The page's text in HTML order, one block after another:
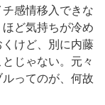
感情移入できな
ど気持ちが冷め
けど、別に内藤
じゃない。元々
ってのが、何故